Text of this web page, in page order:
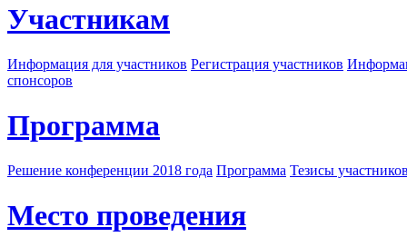
Участникам
Информация для участников Регистрация участников
спонсоров
Программа
Решение конференции 2018 года Программа Тезисы
Место проведения